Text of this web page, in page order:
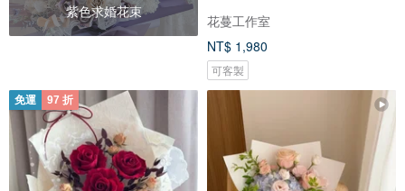
紫色求婚花束
花蔓工作室
NT$ 1,980
可客製
免運 97 折